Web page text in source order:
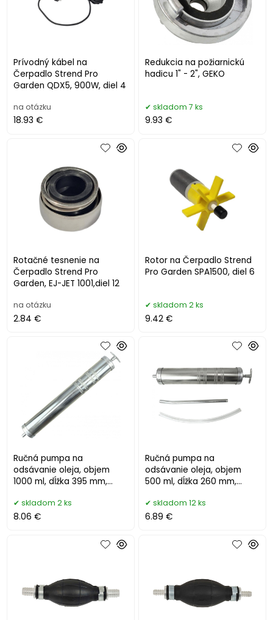
Prívodný kábel na
Čerpadlo Strend Pro
Garden QDX5, 900W, diel 4
na otázku
18.93 €
Redukcia na požiarnickú
hadicu 1" - 2", GEKO
skladom 7 ks
9.93 €
Rotačné tesnenie na
Čerpadlo Strend Pro
Garden, EJ-JET 1001,diel 12
na otázku
2.84 €
Rotor na Čerpadlo Strend
Pro Garden SPA1500, diel 6
skladom 2 ks
9.42 €
Ručná pumpa na
odsávanie oleja, objem
1000 ml, dĺžka 395 mm,
skladom 2 ks
8.06 €
Ručná pumpa na
odsávanie oleja, objem
500 ml, dĺžka 260 mm,
skladom 12 ks
6.89 €